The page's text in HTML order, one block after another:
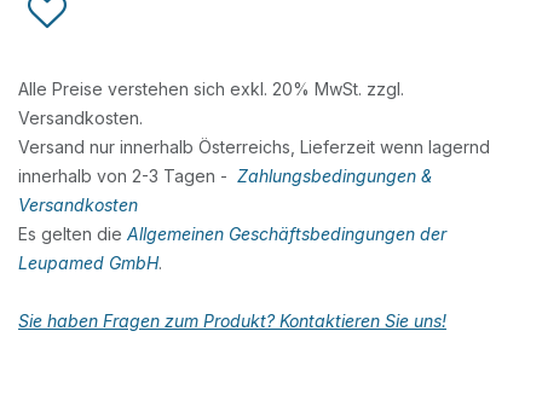
Alle Preise verstehen sich exkl. 20% MwSt. zzgl.
Versandkosten.
Versand nur innerhalb Österreichs, Lieferzeit wenn lagernd
innerhalb von 2-3 Tagen - Zahlungsbedingungen &
Versandkosten
Es gelten die Allgemeinen Geschäftsbedingungen der
Leupamed GmbH.
Sie haben Fragen zum Produkt? Kontaktieren Sie uns!